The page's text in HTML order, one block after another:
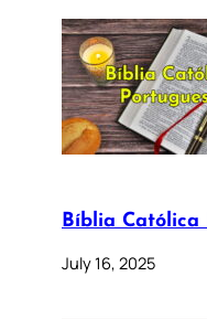
Bíblia Católica
July 16, 2025